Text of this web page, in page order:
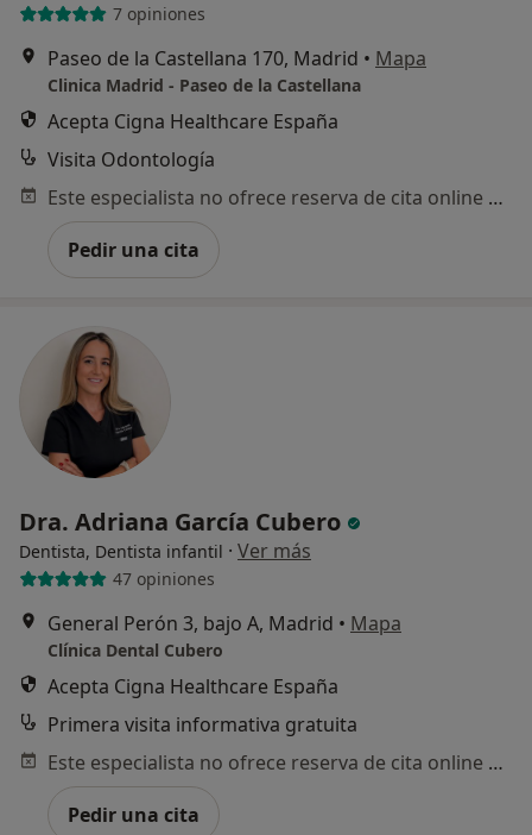
7 opiniones
Paseo de la Castellana 170, Madrid • Mapa
Clinica Madrid - Paseo de la Castellana
Acepta Cigna Healthcare España
Visita Odontología
Este especialista no ofrece reserva de cita online en esta dirección.
Pedir una cita
Dra. Adriana García Cubero
Dentista, Dentista infantil · Ver más
47 opiniones
General Perón 3, bajo A, Madrid • Mapa
Clínica Dental Cubero
Acepta Cigna Healthcare España
Primera visita informativa gratuita
Este especialista no ofrece reserva de cita online en esta dirección.
Pedir una cita